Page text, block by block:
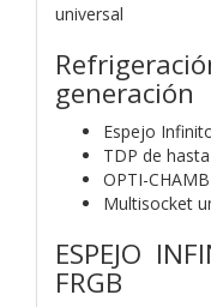
universal
generación
Espejo
TDP de
OPTI-
Multisocket
ESPEJO
FRGB